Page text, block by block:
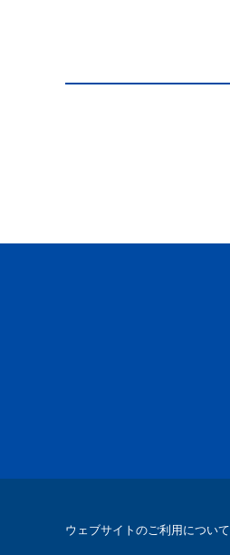
ウェブサイトのご利用について